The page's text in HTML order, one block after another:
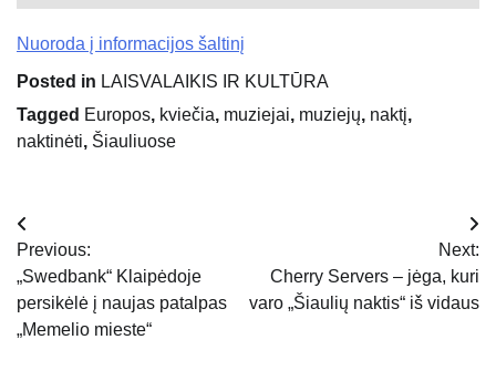
Nuoroda į informacijos šaltinį
Posted in LAISVALAIKIS IR KULTŪRA
Tagged Europos, kviečia, muziejai, muziejų, naktį,
naktinėti, Šiauliuose
Navigacija
tarp
įrašų
Previous:
„Swedbank“ Klaipėdoje
persikėlė į naujas patalpas
„Memelio mieste“
Next:
Cherry Servers – jėga, kuri
varo „Šiaulių naktis“ iš vidaus